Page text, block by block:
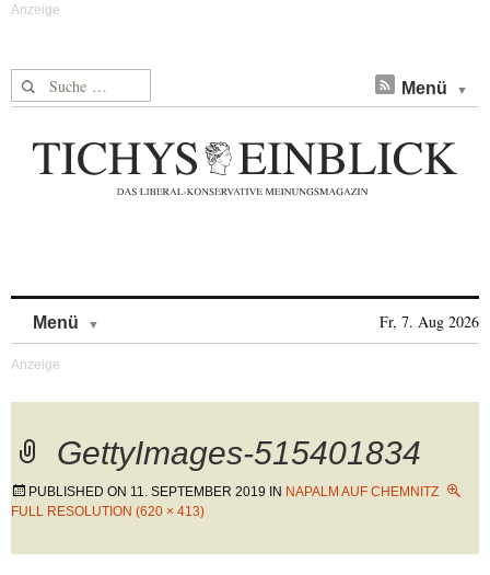
Suche nach: Menü
Menü Fr, 7. Aug 2026
GettyImages-515401834
PUBLISHED ON 11. SEPTEMBER 2019 IN NAPALM AUF CHEMNITZ
FULL RESOLUTION (620 × 413)